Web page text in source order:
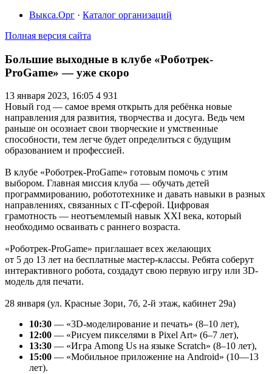
Выкса.Орг · Каталог организаций
Полная версия сайта
Большие выходные в клубе «Роботрек-
ProGame» — уже скоро
13 января 2023, 16:05 4 931
Новый год — самое время открыть для ребёнка новые
направления для развития, творчества и досуга. Ведь чем
раньше он осознает свои творческие и умственные
способности, тем легче будет определиться с будущим
образованием и профессией.
В клубе «Роботрек-ProGame» готовым помочь с этим
выбором. Главная миссия клуба — обучать детей
программированию, робототехнике и давать навыки в разных
направлениях, связанных с IT-сферой. Цифровая
грамотность — неотъемлемый навык XXI века, который
необходимо осваивать с раннего возраста.
«Роботрек-ProGame» приглашает всех желающих
от 5 до 13 лет на бесплатные мастер-классы. Ребята соберут
интерактивного робота, создадут свою первую игру или 3D-
модель для печати.
28 января (ул. Красные Зори, 7б, 2-й этаж, кабинет 29а)
10:30 — «3D-моделирование и печать» (8–10 лет),
12:00 — «Рисуем пикселями в Pixel Art» (6–7 лет),
13:30 — «Игра Among Us на языке Scratch» (8–10 лет),
15:00 — «Мобильное приложение на Android» (10—13
лет).